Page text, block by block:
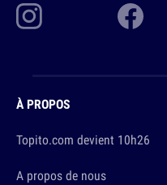
À PROPOS
Topito.com devient 10h26
A propos de nous